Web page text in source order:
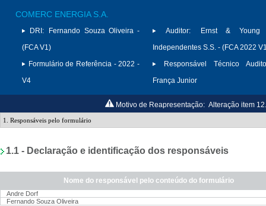
COMERC ENERGIA S.A.
DRI:
Fernando Souza Oliveira -
(FCA V1)
Formulário de Referência - 2022 -
V4
Auditor:
Ernst & Young
Independentes S.S. - (FCA 2022
Responsável Técnico
França Junior
Motivo de Reapresentação: Alteração item